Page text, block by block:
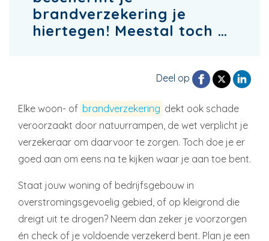
brandverzekering je
hiertegen! Meestal toch …
Deel op
Elke woon- of brandverzekering dekt ook schade
veroorzaakt door natuurrampen, de wet verplicht je
verzekeraar om daarvoor te zorgen. Toch doe je er
goed aan om eens na te kijken waar je aan toe bent.
Staat jouw woning of bedrijfsgebouw in
overstromingsgevoelig gebied, of op kleigrond die
dreigt uit te drogen? Neem dan zeker je voorzorgen
én check of je voldoende verzekerd bent. Plan je een